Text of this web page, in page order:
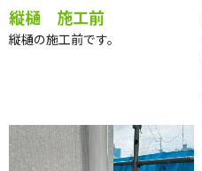
縦樋 施工前
縦樋の施工前です。